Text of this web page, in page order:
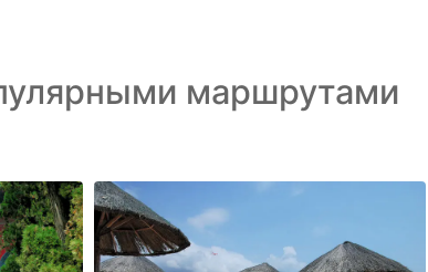
маршрутами